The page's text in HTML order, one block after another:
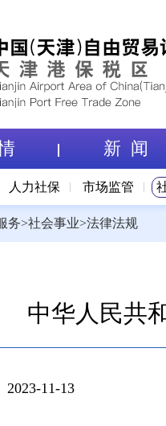
新 闻
人力社保 市场监管
务>社会事业>法律法规
中华人民共
2023-11-13